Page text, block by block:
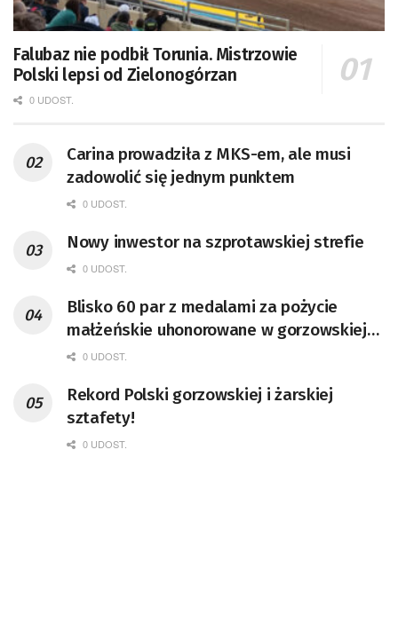
Falubaz nie podbił Torunia. Mistrzowie
Polski lepsi od Zielonogórzan
0 UDOST.
Carina prowadziła z MKS-em, ale musi
zadowolić się jednym punktem
0 UDOST.
Nowy inwestor na szprotawskiej strefie
0 UDOST.
Blisko 60 par z medalami za pożycie
małżeńskie uhonorowane w gorzowskiej
Filharmonii [GALERIA ZDJĘĆ]
0 UDOST.
Rekord Polski gorzowskiej i żarskiej
sztafety!
0 UDOST.